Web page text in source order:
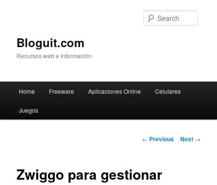
Bloguit.com
Recursos web e Información
Skip
to
Home Freeware Aplicaciones Online Celulares
Juegos
Post
← Previous Next →
Zwiggo para gestionar